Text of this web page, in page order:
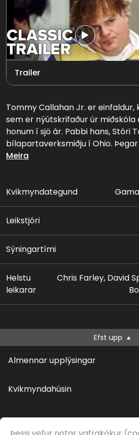
Trailer
Tommy Callahan Jr. er einfaldur,
sem er nýútskrifaður úr
honum í sjö ár. Pabbi hans, Stóri
bílapartaverksmiðju í Ohio.
er hætta á að verksmiðjan verði
hjálp Richard, hægri handar
takast að bjarga fyrirtækinu, eða
bærinn, verða gjaldþrota?
Meira
Kvikmyndategund
Leikstjóri
Sýningartími
Helstu
leikarar
Chris Farley, David
Efst upp
Almennar upplýsingar
Kvikmyndahúsin
© Samfilm